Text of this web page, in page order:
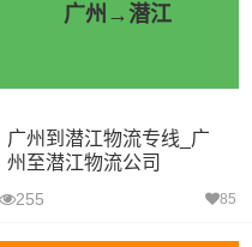
广州→潜江
广州到潜江物流专线_广
州至潜江物流公司
255 85